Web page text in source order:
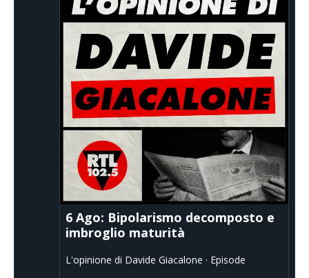
6 Ago: Bipolarismo decomposto e
imbroglio maturità
L'opinione di Davide Giacalone · Episode